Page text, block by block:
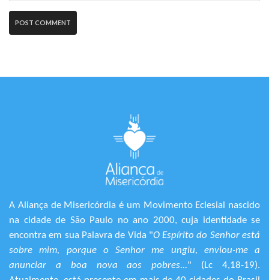
A Aliança de Misericórdia é um Movimento Eclesial nascido
na cidade de São Paulo no ano 2000, cuja identidade se
encontra em sua Palavra de Vida "O Espírito do Senhor está
sobre mim, porque o Senhor me ungiu, enviou-me a
anunciar a boa nova aos pobres..." (Lc 4,18-19).